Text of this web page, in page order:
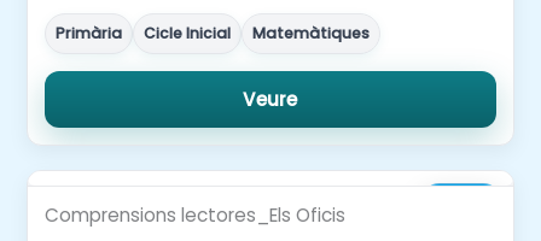
Primària Cicle Inicial Matemàtiques
Veure
Comprensions lectores_Els Oficis